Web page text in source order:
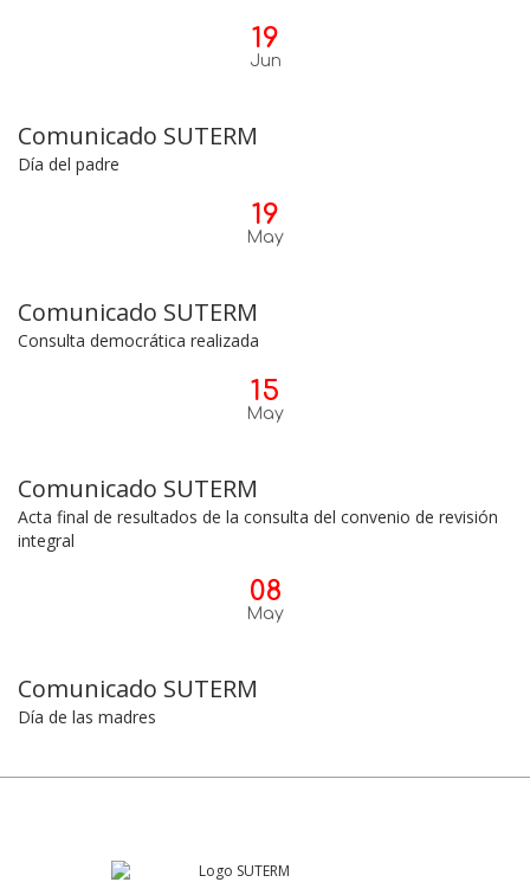
19
Jun
Comunicado SUTERM
Día del padre
19
May
Comunicado SUTERM
Consulta democrática realizada
15
May
Comunicado SUTERM
Acta final de resultados de la consulta del convenio de revisión
integral
08
May
Comunicado SUTERM
Día de las madres